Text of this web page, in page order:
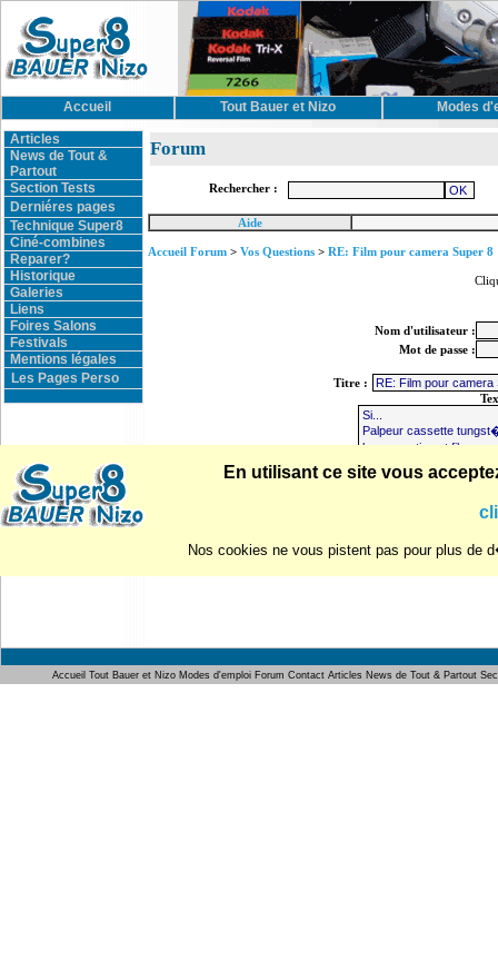
Accueil Tout Bauer et Nizo Modes
Articles
News de Tout &
Partout
Section Tests
Derniéres pages
Technique Super8
Ciné-combines
Reparer?
Historique
Galeries
Liens
Foires Salons
Festivals
Mentions légales
Les Pages Perso
Forum
Rechercher :
Aide
Accueil Forum > Vos Questions > RE: Film pour camera Super 8
Nom d'utilisateur :
Mot de passe :
Titre :
Accueil Tout Bauer et Nizo Modes d'emploi Forum Contact Articles News de Tout & Partout
En utilisant ce site vous
Nos cookies ne vous pistent pas pour plus